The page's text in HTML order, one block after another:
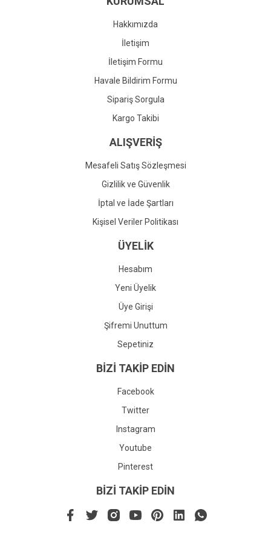
Gönder
Hakkımızda
İletişim
İletişim Formu
Havale Bildirim Formu
Sipariş Sorgula
Kargo Takibi
ALIŞVERİŞ
Mesafeli Satış Sözleşmesi
Gizlilik ve Güvenlik
İptal ve İade Şartları
Kişisel Veriler Politikası
ÜYELİK
Hesabım
Yeni Üyelik
Üye Girişi
Şifremi Unuttum
Sepetiniz
BİZİ TAKİP EDİN
Facebook
Twitter
Instagram
Youtube
Pinterest
BİZİ TAKİP EDİN